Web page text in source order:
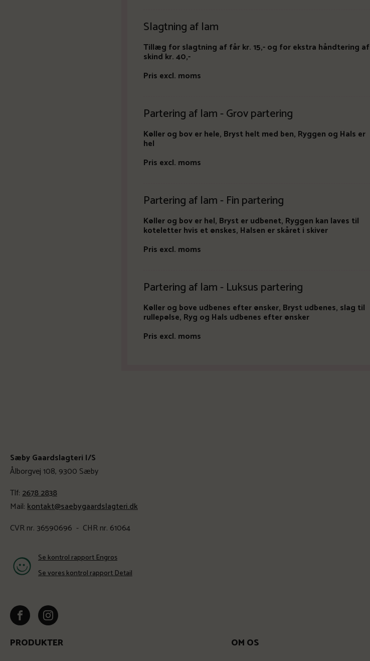
Slagtning af lam
Tillæg for slagtning af får kr. 15,- og for ekstra håndtering af
skind kr. 40,-
Pris excl. moms
Partering af lam - Grov partering
Køller og bov er hele, Bryst helt med ben, Ryggen og Hals er
hel
Pris excl. moms
Partering af lam - Fin partering
Køller og bov er hel, Bryst er udbenet, Ryggen kan laves til
koteletter hvis et ønskes, Halsen er skåret i skiver
Pris excl. moms
Partering af lam - Luksus partering
Køller og bove udbenes efter ønsker, Bryst udbenes, slag til
rullepølse, Ryg og Hals udbenes efter ønsker
Pris excl. moms
Sæby Gaardslagteri I/S
Ålborgvej 108, 9300 Sæby
Tlf:2678 2838
Mail:kontakt@saebygaardslagteri.dk
CVR nr. 36590696 - CHR nr. 61064
Se kontrol rapport Engros
Se vores kontrol rapport Detail
PRODUKTER OM OS